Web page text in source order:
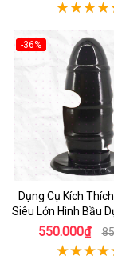
-36%
Dụng Cụ Kích
Siêu Lớn Hình Bầu
550.000₫